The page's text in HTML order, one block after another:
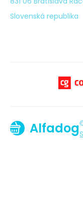
Slovenská republika
Alfadog